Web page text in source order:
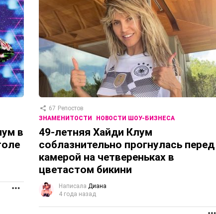
в
ПРОДОЛЖЕНИЕ
67 Репостов
ЗНАМЕНИТОСТИ
НОВОСТИ ШОУ-БИЗНЕСА
49-летняя Хайди Клум
соблазнительно прогнулась перед
камерой на четвереньках в
цветастом бикини
Написала Диана
4 года назад